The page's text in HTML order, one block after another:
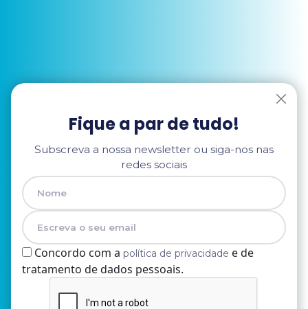
Fique a par de tudo!
Subscreva a nossa newsletter ou siga-nos nas
redes sociais
Nome
E-mail
Concordo com a política de privacidade e de
tratamento de dados pessoais.